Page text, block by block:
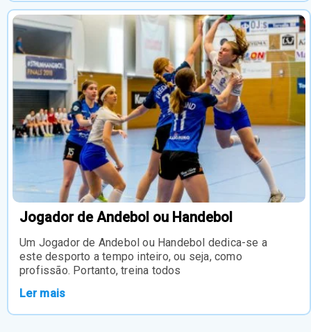
Jogador de Andebol ou Handebol
Um Jogador de Andebol ou Handebol dedica-se a
este desporto a tempo inteiro, ou seja, como
profissão. Portanto, treina todos
Ler mais